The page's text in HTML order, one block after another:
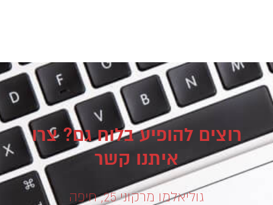
רוצים להופיע בלוח גם? צרו
איתנו קשר
גוליאלמו מרקוני 25, חיפה